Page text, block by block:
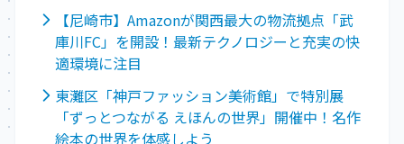
【尼崎市】Amazonが関西最大の物流拠点「武
庫川FC」を開設！最新テクノロジーと充実の快
適環境に注目
東灘区「神戸ファッション美術館」で特別展
「ずっとつながる えほんの世界」開催中！名作
絵本の世界を体感しよう